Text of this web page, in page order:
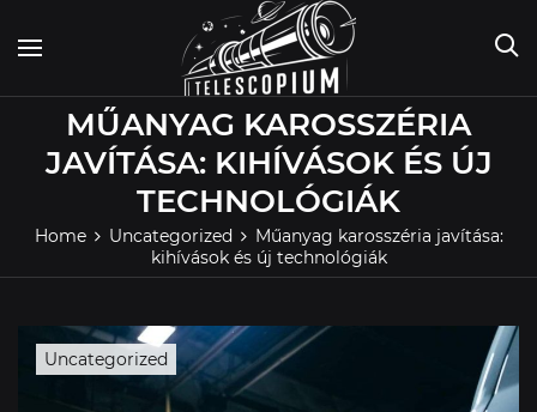
content
MŰANYAG KAROSSZÉRIA
JAVÍTÁSA: KIHÍVÁSOK ÉS ÚJ
TECHNOLÓGIÁK
Home Uncategorized
Műanyag karosszéria javítása:
kihívások és új technológiák
Uncategorized